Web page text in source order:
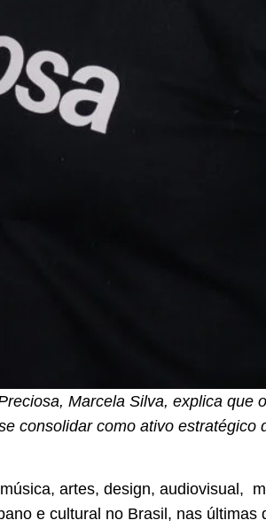
Marcela Silva, explica que
consolidar como ativo estratégico
artes, design, audiovisual,
e cultural no Brasil, nas últimas